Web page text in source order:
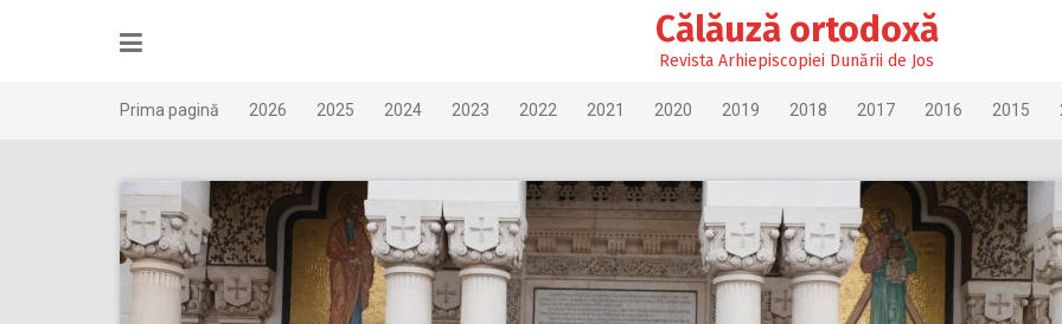
Călăuză ortodoxă
Revista Arhiepiscopiei Dunării de Jos
Prima pagină 2026 2025 2024 2023 2022 2021 2020 2019 2018 2017 2016 2015